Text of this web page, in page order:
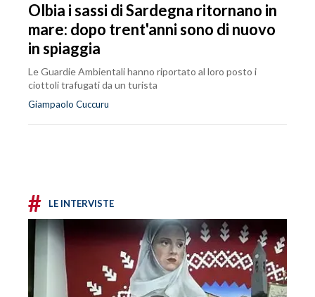
Olbia i sassi di Sardegna ritornano in
mare: dopo trent'anni sono di nuovo
in spiaggia
Le Guardie Ambientali hanno riportato al loro posto i
ciottoli trafugati da un turista
Giampaolo Cuccuru
# LE INTERVISTE